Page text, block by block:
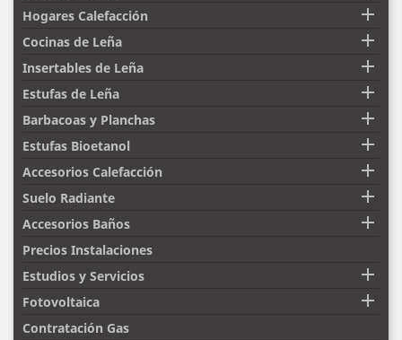
Hogares Calefacción 
Cocinas de Leña 
Insertables de Leña 
Estufas de Leña 
Barbacoas y Planchas 
Estufas Bioetanol 
Accesorios Calefacción 
Suelo Radiante 
Accesorios Baños 
Precios Instalaciones
Estudios y Servicios

Fotovoltaica 
Contratación Gas